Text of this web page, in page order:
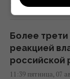
11:46 пятница, 07
Более
реакцией
российской
11:39 пятница, 07